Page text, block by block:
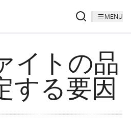
MENU
イトの品
する要因